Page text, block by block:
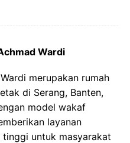
Wardi
merupakan rumah
di Serang, Banten,
model wakaf
layanan
untuk masyarakat